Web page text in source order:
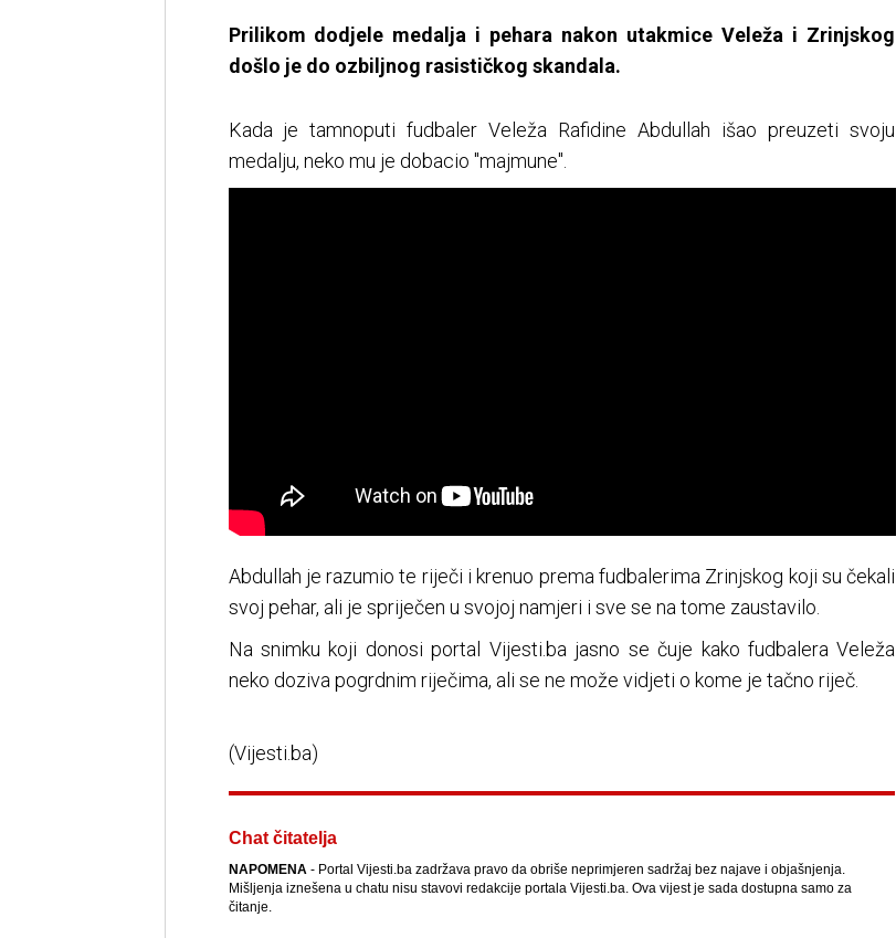
Prilikom dodjele medalja i pehara nakon utakmice Veleža i Zrinjskog
došlo je do ozbiljnog rasističkog skandala.
Kada je tamnoputi fudbaler Veleža Rafidine Abdullah išao preuzeti svoju
medalju, neko mu je dobacio "majmune".
Abdullah je razumio te riječi i krenuo prema fudbalerima Zrinjskog koji su čekali
svoj pehar, ali je spriječen u svojoj namjeri i sve se na tome zaustavilo.
Na snimku koji donosi portal Vijesti.ba jasno se čuje kako fudbalera Veleža
neko doziva pogrdnim riječima, ali se ne može vidjeti o kome je tačno riječ.
(Vijesti.ba)
Chat čitatelja
NAPOMENA- Portal Vijesti.ba zadržava pravo da obriše neprimjeren sadržaj bez najave i objašnjenja.
Mišljenja iznešena u chatu nisu stavovi redakcije portala Vijesti.ba. Ova vijest je sada dostupna samo za
čitanje.